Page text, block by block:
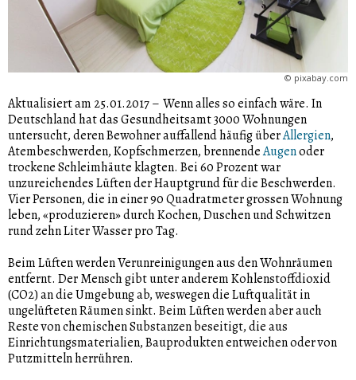
© pixabay.com
Aktualisiert am 25.01.2017– Wenn alles so einfach wäre. In
Deutschland hat das Gesundheitsamt 3000 Wohnungen
untersucht, deren Bewohner auffallend häufig überAllergien,
Atembeschwerden, Kopfschmerzen, brennendeAugenoder
trockene Schleimhäute klagten. Bei 60 Prozent war
unzureichendes Lüften der Hauptgrund für die Beschwerden.
Vier Personen, die in einer 90 Quadratmeter grossen Wohnung
leben, «produzieren» durch Kochen, Duschen und Schwitzen
rund zehn Liter Wasser pro Tag.
Beim Lüften werden Verunreinigungen aus den Wohnräumen
entfernt. Der Mensch gibt unter anderem Kohlenstoffdioxid
(CO2) an die Umgebung ab, weswegen die Luftqualität in
ungelüfteten Räumen sinkt. Beim Lüften werden aber auch
Reste von chemischen Substanzen beseitigt, die aus
Einrichtungsmaterialien, Bauprodukten entweichen oder von
Putzmitteln herrühren.